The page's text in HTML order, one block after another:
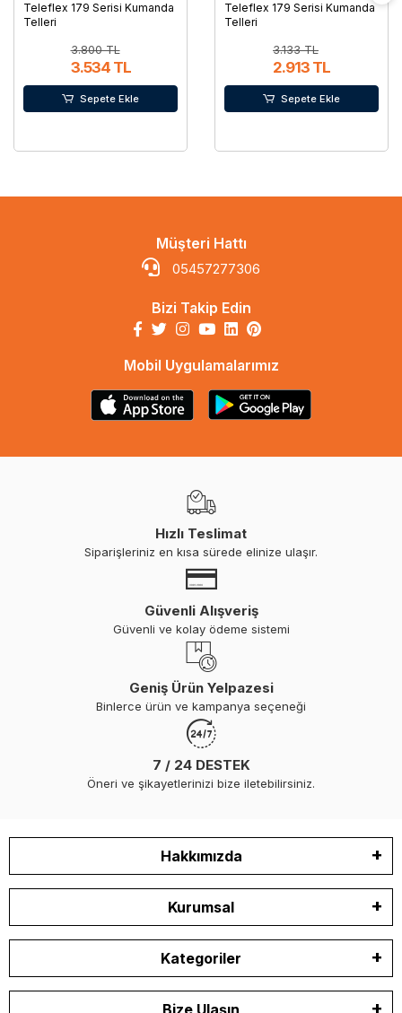
Teleflex 179 Serisi Kumanda
Telleri
3.800 TL
3.534 TL
Sepete Ekle
Teleflex 179 Serisi Kumanda
Telleri
3.133 TL
2.913 TL
Sepete Ekle
Müşteri Hattı
05457277306
Bizi Takip Edin
Mobil Uygulamalarımız
Hızlı Teslimat
Siparişleriniz en kısa sürede elinize ulaşır.
Güvenli Alışveriş
Güvenli ve kolay ödeme sistemi
Geniş Ürün Yelpazesi
Binlerce ürün ve kampanya seçeneği
7 / 24 DESTEK
Öneri ve şikayetlerinizi bize iletebilirsiniz.
Hakkımızda
Kurumsal
Kategoriler
Bize Ulaşın